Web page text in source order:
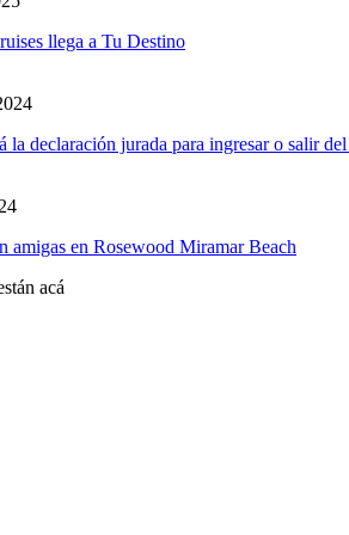
llega a Tu Destino
la declaración jurada para ingresar o salir
amigas en Rosewood Miramar Beach
acá